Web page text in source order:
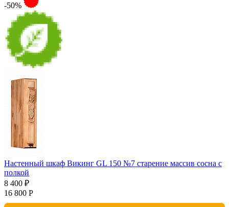
-50%
Настенный шкаф Викинг GL 150 №7 старение массив сосна с
полкой
8 400 ₽
16 800 Р